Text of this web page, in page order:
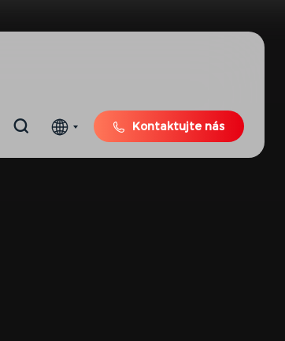
Kontaktujte nás